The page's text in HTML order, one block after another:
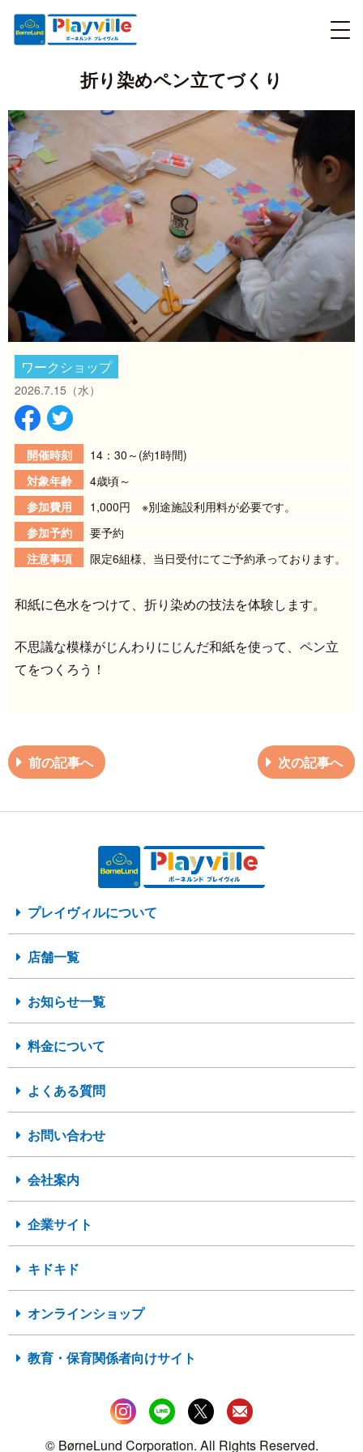
折り染めペン立てづくり
ワークショップ
2026.7.15 （水）
開催時刻
14：30～(約1時間)
対象年齢
4歳頃～
参加費用
1,000円 ※別途施設利用料が必要です。
参加予約
要予約
注意事項
限定6組様、当日受付にてご予約承っております。
和紙に色水をつけて、折り染めの技法を体験します。
不思議な模様がじんわりにじんだ和紙を使って、ペン立
てをつくろう！
前の記事へ 次の記事へ
プレイヴィルについて
店舗一覧
お知らせ一覧
料金について
よくある質問
お問い合わせ
会社案内
企業サイト
キドキド
オンラインショップ
教育・保育関係者向けサイト
© BørneLund Corporation. All Rights Reserved.